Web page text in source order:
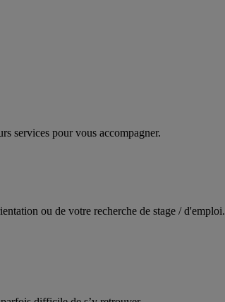
services pour vous accompagner.
ou de votre recherche de stage / d'emploi.